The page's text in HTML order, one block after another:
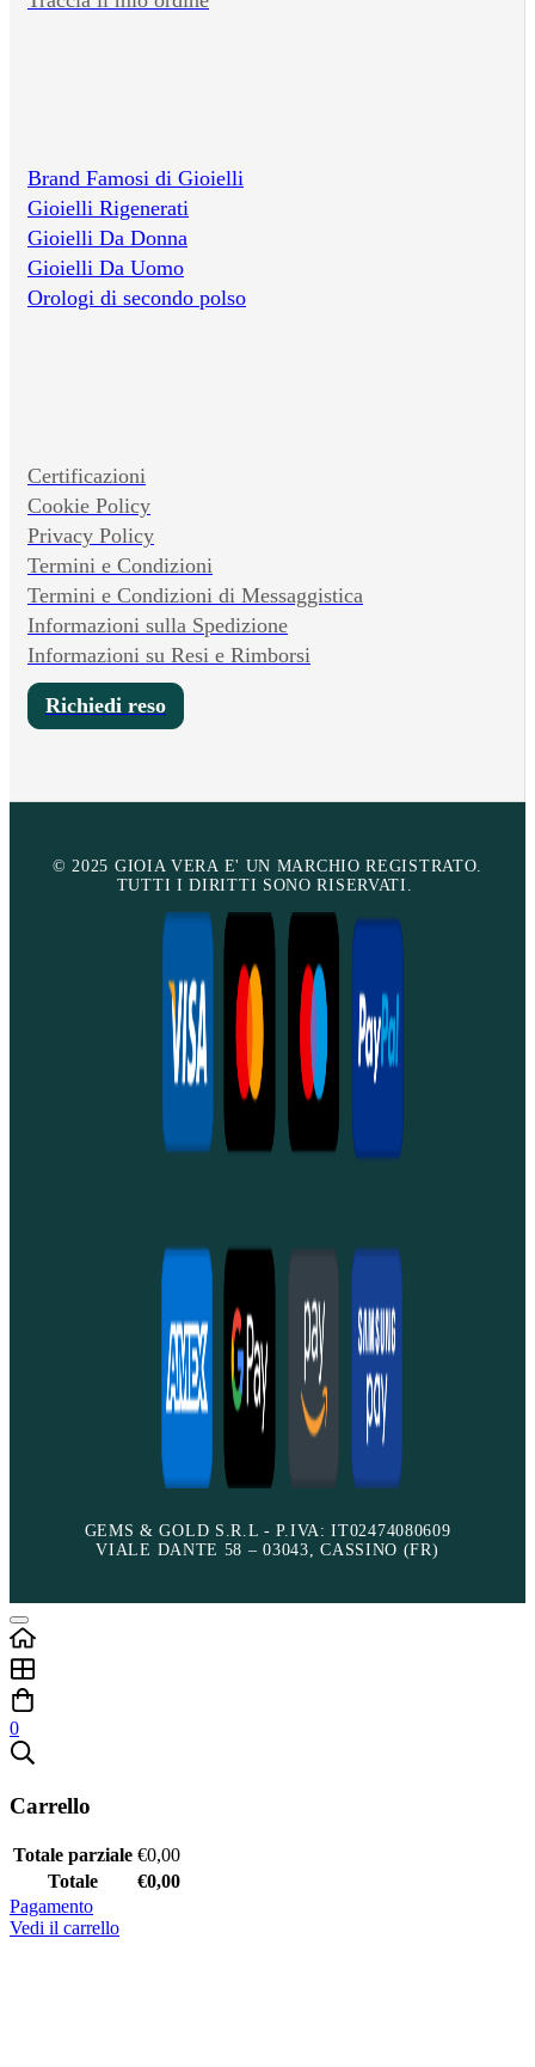
Brand Famosi di Gioielli
Gioielli Rigenerati
Gioielli Da Donna
Gioielli Da Uomo
Orologi di secondo polso
Certificazioni
Cookie Policy
Privacy Policy
Termini e Condizioni
Termini e Condizioni di Messaggistica
Informazioni sulla Spedizione
Informazioni su Resi e Rimborsi
Richiedi reso
© 2025 GIOIA VERA E' UN MARCHIO REGISTRATO.
TUTTI I DIRITTI SONO RISERVATI.
GEMS & GOLD S.R.L - P.IVA: IT02474080609
VIALE DANTE 58 – 03043, CASSINO (FR)
0
Carrello
Totale parziale €0,00
Totale
€0,00
Pagamento
Vedi il carrello